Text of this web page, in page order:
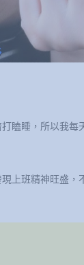
瞌睡，所以我每
上班精神旺盛，